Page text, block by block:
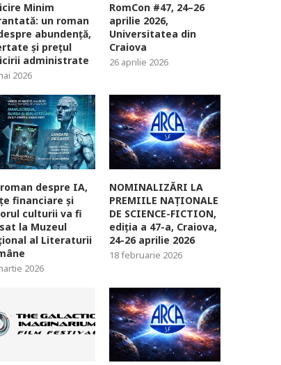
Minim
un roman
abundență,
și prețul
administrate
2026
RomCon #47, 24–26
aprilie 2026,
Universitatea din
Craiova
26 aprilie 2026
despre IA,
financiare și
culturii va fi
la Muzeul
al Literaturii
2026
NOMINALIZĂRI LA
PREMIILE NAȚIONALE
DE SCIENCE-FICTION,
ediția a 47-a, Craiova,
24-26 aprilie 2026
18 februarie 2026